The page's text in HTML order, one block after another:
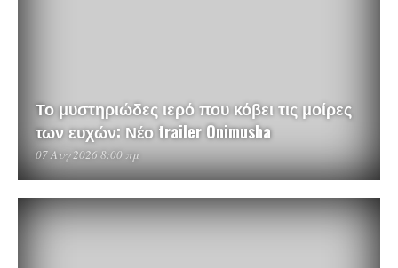
Το μυστηριώδες ιερό που κόβει τις μοίρες
των ευχών: Νέο trailer Onimusha
07 Αυγ 2026 8:00 πμ